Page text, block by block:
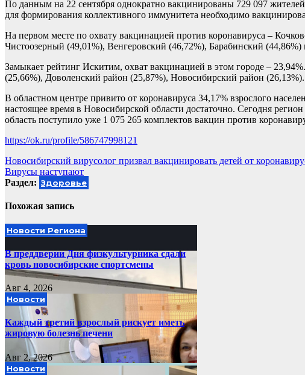
По данным на 22 сентября однократно вакцинированы 729 097
для формирования коллективного иммунитета необходимо
На первом месте по охвату вакцинацией против коронавируса –
Чистоозерный (49,01%), Венгеровский (46,72%), Барабинский
Замыкает рейтинг Искитим, охват вакцинацией в этом городе –
(25,66%), Доволенский район (25,87%), Новосибирский район (26,13%).
В областном центре привито от коронавируса 34,17% взрослого
настоящее время в Новосибирской области достаточно. Сегодня
область поступило уже 1 075 265 комплектов вакцин против
https://ok.ru/profile/586747998121
Навигация
по
Новосибирский вирусолог призвал вакцинировать детей от
Вирусы наступают
Раздел: Здоровье
Похожая запись
Новости Региона
В преддверии Дня физкультурника сдали
кровь новосибирские спортсмены
Авг 4, 2026
Новости
Каждый третий взрослый рискует иметь
жировую болезнь печени
Авг 2, 2026
Новости